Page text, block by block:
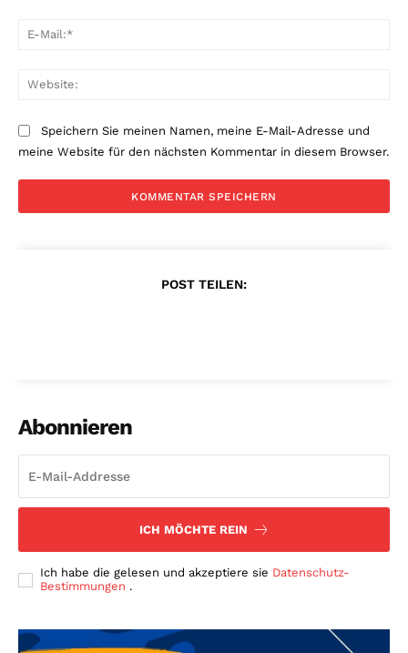
Speichern Sie meinen Namen, meine E-Mail-Adresse und
meine Website für den nächsten Kommentar in diesem Browser.
POST TEILEN:
Abonnieren
ICH MÖCHTE REIN
Ich habe die gelesen und akzeptiere sie Datenschutz-
Bestimmungen .